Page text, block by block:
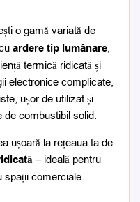
o gamă variată de
ardere tip lumânare,
termică ridicată și
electronice complicate,
ușor de utilizat și
combustibil solid.
ușoară la rețeaua ta de
– ideală pentru
spații comerciale.